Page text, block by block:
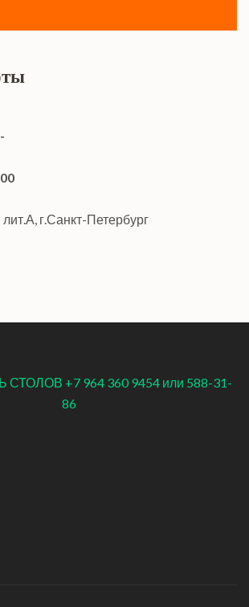
г.Санкт-Петербург
+7 964 360 9454 или 588-31-
86